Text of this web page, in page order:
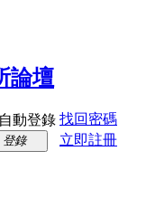
自動登錄 找回密碼
登錄
立即註冊